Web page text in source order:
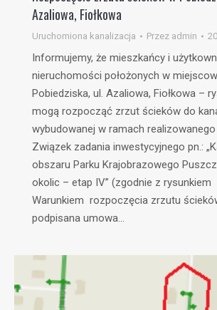
Azaliowa, Fiołkowa
Uruchomiona kanalizacja Przez admin
Informujemy, że mieszkańcy i
nieruchomości położonych w
Pobiedziska, ul. Azaliowa, Fiołkowa –
mogą rozpocząć zrzut ścieków do
wybudowanej w ramach
Związek zadania inwestycyjnego pn.:
obszaru Parku Krajobrazowego
okolic – etap IV” (zgodnie z rysunkiem
Warunkiem rozpoczęcia zrzutu
podpisana umowa…